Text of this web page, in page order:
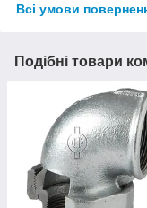
Всі умови
Подібні товари